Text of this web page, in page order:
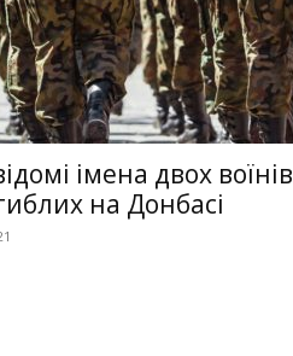
імена двох воїнів
на Донбасі